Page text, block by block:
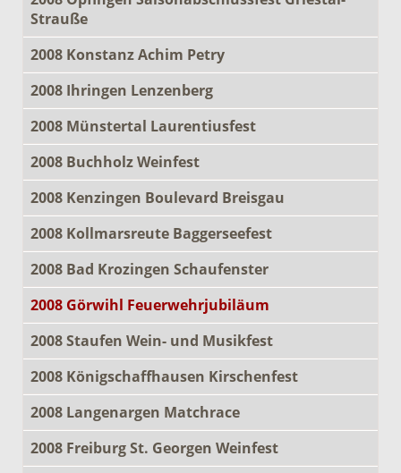
Strauße
2008 Konstanz Achim Petry
2008 Ihringen Lenzenberg
2008 Münstertal Laurentiusfest
2008 Buchholz Weinfest
2008 Kenzingen Boulevard Breisgau
2008 Kollmarsreute Baggerseefest
2008 Bad Krozingen Schaufenster
2008 Görwihl Feuerwehrjubiläum
2008 Staufen Wein- und Musikfest
2008 Königschaffhausen Kirschenfest
2008 Langenargen Matchrace
2008 Freiburg St. Georgen Weinfest